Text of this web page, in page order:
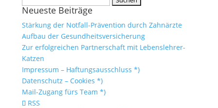
nach:
Neueste Beiträge
Stärkung der Notfall-Prävention durch Zahnärzte
Aufbau der Gesundheitsversicherung
Zur erfolgreichen Partnerschaft mit Lebenslehrer-
Katzen
Impressum – Haftungsausschluss *)
Datenschutz – Cookies *)
Mail-Zugang fürs Team *)
RSS